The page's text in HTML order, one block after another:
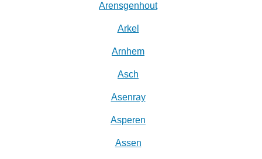
Arensgenhout
Arkel
Arnhem
Asch
Asenray
Asperen
Assen